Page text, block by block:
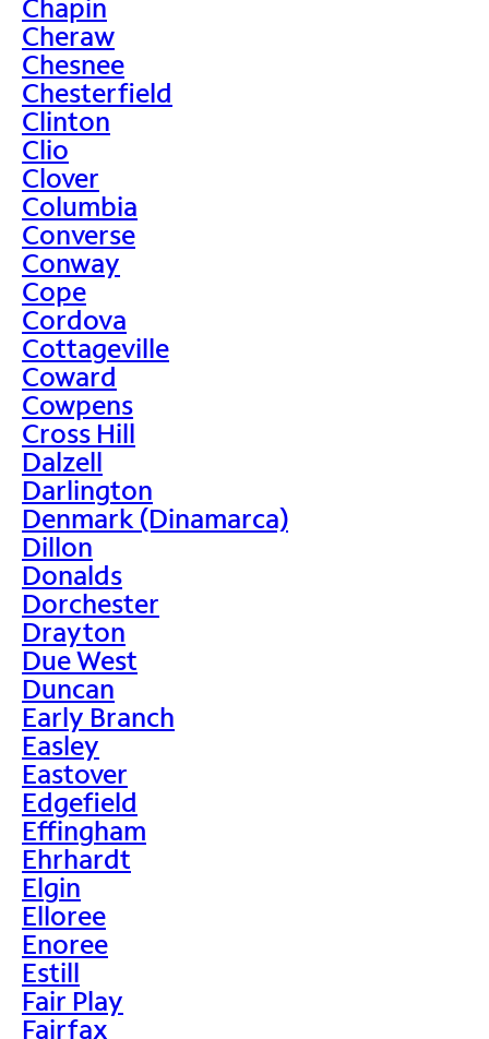
Chapin
Cheraw
Chesnee
Chesterfield
Clinton
Clio
Clover
Columbia
Converse
Conway
Cope
Cordova
Cottageville
Coward
Cowpens
Cross Hill
Dalzell
Darlington
Denmark (Dinamarca)
Dillon
Donalds
Dorchester
Drayton
Due West
Duncan
Early Branch
Easley
Eastover
Edgefield
Effingham
Ehrhardt
Elgin
Elloree
Enoree
Estill
Fair Play
Fairfax